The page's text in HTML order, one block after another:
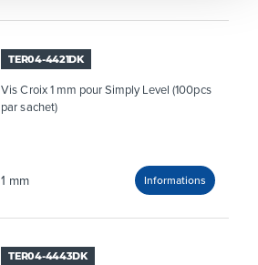
TER04-4421DK
Vis Croix 1 mm pour Simply Level (100pcs
par sachet)
1 mm
TER04-4443DK